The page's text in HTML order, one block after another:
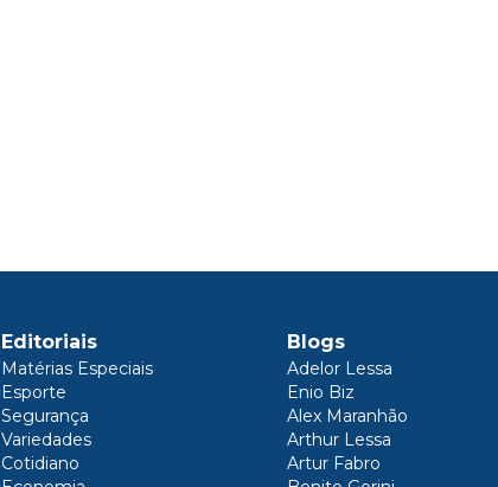
Editoriais
Matérias Especiais
Esporte
Segurança
Variedades
Cotidiano
Blogs
Adelor Lessa
Enio Biz
Alex Maranhão
Arthur Lessa
Artur Fabro